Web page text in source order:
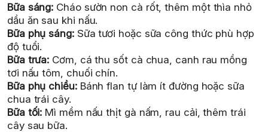
Bữa sáng: Cháo sườn non cà rốt, thêm một thìa nhỏ
dầu ăn sau khi nấu.
Bữa phụ sáng:Sữa tươi hoặc sữa công thức phù hợp
độ tuổi.
Bữa trưa: Cơm, cá thu sốt cà chua, canh rau mồng
tơi nấu tôm, chuối chín.
Bữa phụ chiều:Bánh flan tự làm ít đường hoặc sữa
chua trái cây.
Bữa tối: Mì mềm nấu thịt gà nấm, rau cải, thêm trái
cây sau bữa.